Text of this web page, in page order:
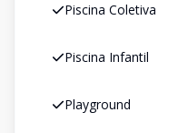
Piscina Coletiva
Piscina Infantil
Playground